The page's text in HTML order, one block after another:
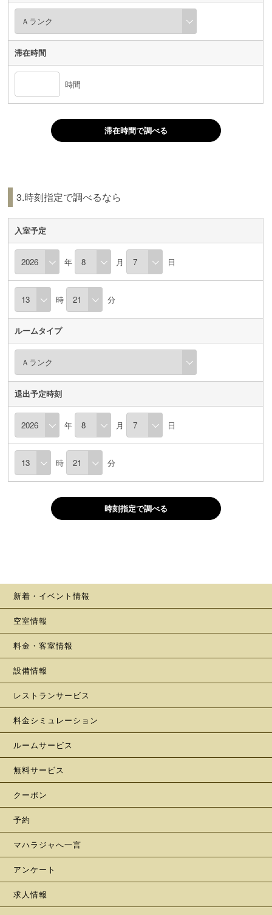
滞在時間
時間
滞在時間で調べる
3.時刻指定で調べるなら
入室予定
年 月 日
時 分
ルームタイプ
退出予定時刻
年 月 日
時 分
時刻指定で調べる
新着・イベント情報
空室情報
料金・客室情報
設備情報
レストランサービス
料金シミュレーション
ルームサービス
無料サービス
クーポン
予約
マハラジャへ一言
アンケート
求人情報